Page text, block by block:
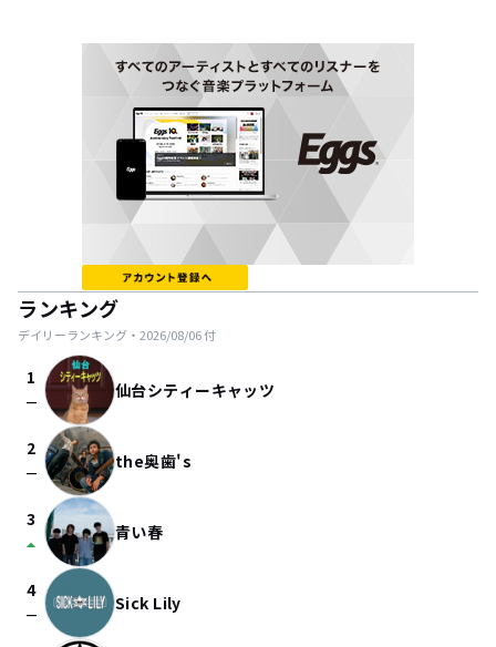
ランキング
デイリーランキング・ 2026/08/06付
1
check_indeterminate_small 仙台シティーキャッツ
2
check_indeterminate_small the奥歯's
3
arrow_drop_up 青い春
4
check_indeterminate_small Sick Lily